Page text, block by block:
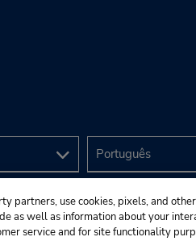
partners, use cookies, pixels, and
as well as information about your
service and for site functionality